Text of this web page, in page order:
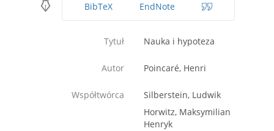
BibTeX EndNote
Tytuł Nauka i hypoteza
Autor Poincaré, Henri
Współtwórca
Silberstein, Ludwik
Horwitz, Maksymilian
Henryk